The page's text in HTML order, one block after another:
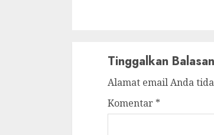
Tinggalkan Balasan
Alamat email Anda
Komentar *